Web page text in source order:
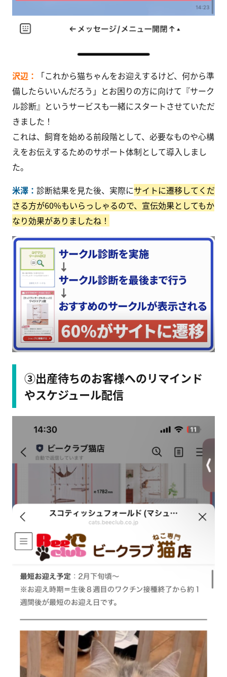
沢辺：
「これから猫ちゃんをお迎えするけど、何から準
備したらいいんだろう」とお困りの方に向けて『サーク
ル診断』というサービスも一緒にスタートさせていただ
きました！
これは、飼育を始める前段階として、必要なものや心構
えをお伝えするためのサポート体制として導入しまし
た。
米澤： 診断結果を見た後、実際にサイトに遷移してくだ
さる方が60%もいらっしゃるので、宣伝効果としてもか
なり効果がありましたね！
③出産待ちのお客様へのリマインド
やスケジュール配信